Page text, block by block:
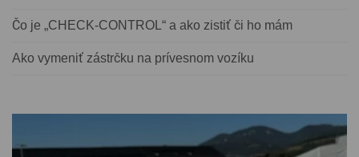
Čo je „CHECK-CONTROL“ a ako zistiť či ho mám
Ako vymeniť zástrčku na prívesnom vozíku